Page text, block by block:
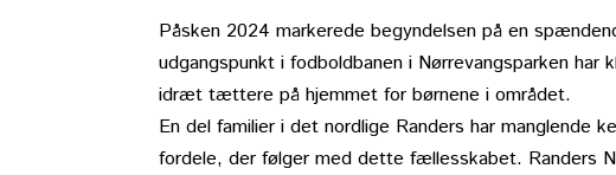
Påsken 2024 markerede begyndelsen på en
udgangspunkt i fodboldbanen i Nørrevangsparken har
idræt tættere på hjemmet for børnene i området.
En del familier i det nordlige Randers har manglende
fordele, der følger med dette fællesskabet. Randers